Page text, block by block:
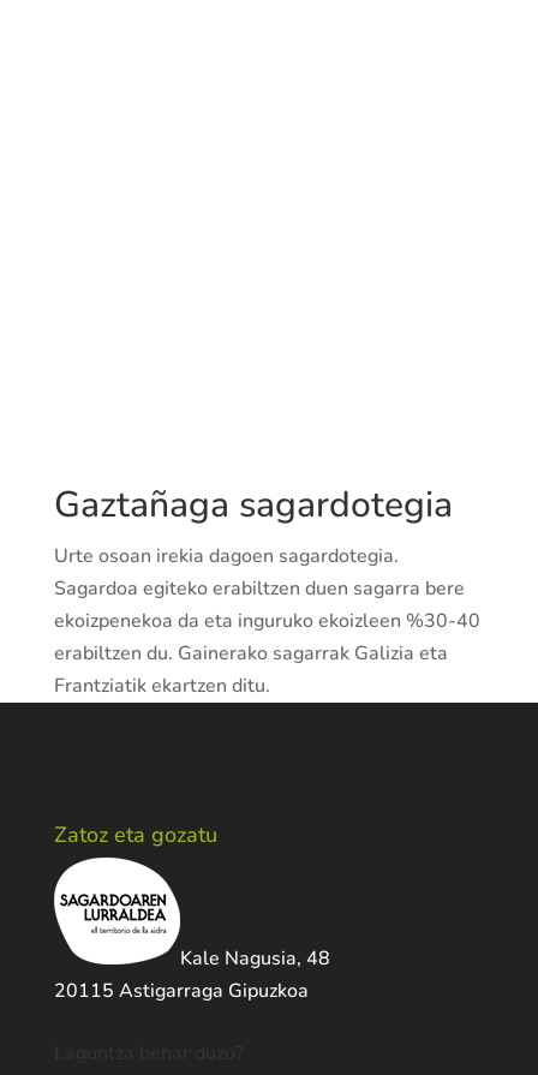
Gaztañaga sagardotegia
Urte osoan irekia dagoen sagardotegia.
Sagardoa egiteko erabiltzen duen sagarra bere
ekoizpenekoa da eta inguruko ekoizleen %30-40
erabiltzen du. Gainerako sagarrak Galizia eta
Frantziatik ekartzen ditu.
Zatoz eta gozatu
Kale Nagusia, 48
20115 Astigarraga Gipuzkoa